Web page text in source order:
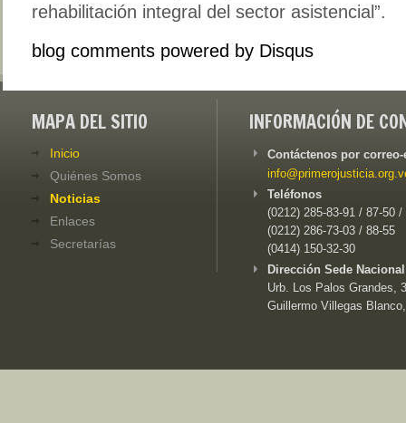
rehabilitación integral del sector asistencial”.
blog comments powered by Disqus
MAPA DEL SITIO
Inicio
Quiénes Somos
Noticias
Enlaces
Secretarías
INFORMACIÓN DE
Contáctenos por
Teléfonos
(0212) 285-83-91 / 87-50 /
(0212) 286-73-03 / 88-55
(0414) 150-32-30
Dirección Sede
Urb. Los Palos Grandes,
Guillermo Villegas